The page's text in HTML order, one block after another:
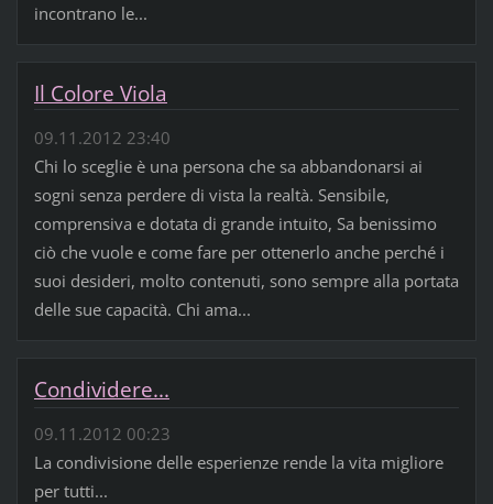
incontrano le...
Il Colore Viola
09.11.2012 23:40
Chi lo sceglie è una persona che sa abbandonarsi ai
sogni senza perdere di vista la realtà. Sensibile,
comprensiva e dotata di grande intuito, Sa benissimo
ciò che vuole e come fare per ottenerlo anche perché i
suoi desideri, molto contenuti, sono sempre alla portata
delle sue capacità. Chi ama...
Condividere...
09.11.2012 00:23
La condivisione delle esperienze rende la vita migliore
per tutti...